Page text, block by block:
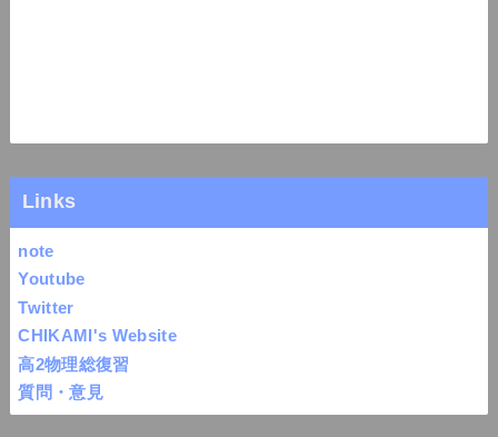
Links
note
Youtube
Twitter
CHIKAMI's Website
高2物理総復習
質問・意見